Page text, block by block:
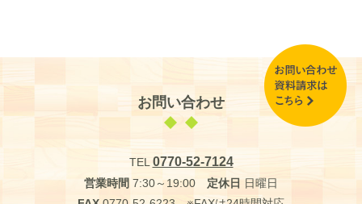
お問い合わせ
TEL0770-52-7124
営業時間 7:30～19:00 定休日 日曜日